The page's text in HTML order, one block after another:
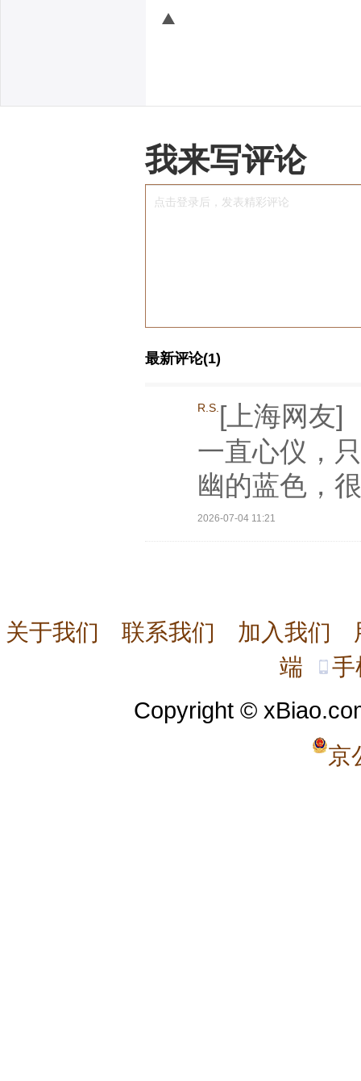
我来写评论
点击登录后，发表精彩评论
最新评论(1)
R.S. [上海网友]
一直心仪，
幽的蓝色，
2026-07-04 11:21
关于我们 联系我们 加入我们
端
Copyright ©
京